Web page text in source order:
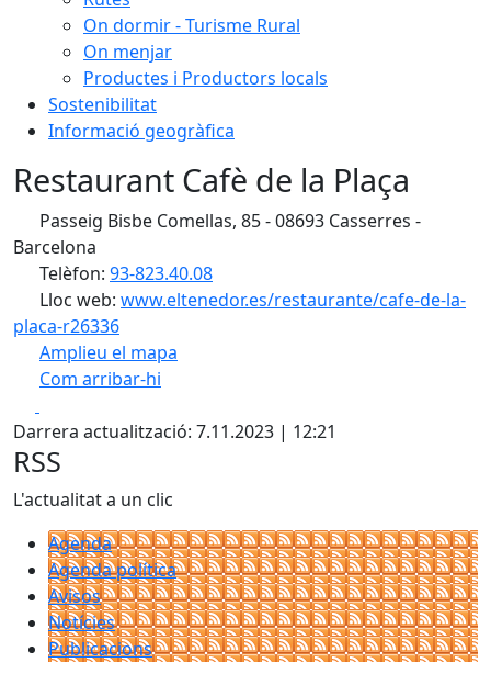
On dormir - Turisme Rural
On menjar
Productes i Productors locals
Sostenibilitat
Informació geogràfica
Restaurant Cafè de la Plaça
Passeig Bisbe Comellas, 85 - 08693 Casserres -
Barcelona
Telèfon: 93-823.40.08
Lloc web: www.eltenedor.es/restaurante/cafe-de-la-
placa-r26336
Amplieu el mapa
Com arribar-hi
+
−
Darrera actualització: 7.11.2023 | 12:21
RSS
L'actualitat a un clic
Agenda
Agenda política
Avisos
Notícies
Publicacions